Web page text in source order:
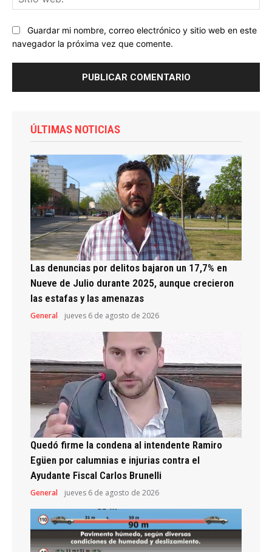
Guardar mi nombre, correo electrónico y sitio web en este
navegador la próxima vez que comente.
ÚLTIMAS NOTICIAS
Las denuncias por delitos bajaron un 17,7% en
Nueve de Julio durante 2025, aunque crecieron
las estafas y las amenazas
General jueves 6 de agosto de 2026
Quedó firme la condena al intendente Ramiro
Egüen por calumnias e injurias contra el
Ayudante Fiscal Carlos Brunelli
General jueves 6 de agosto de 2026